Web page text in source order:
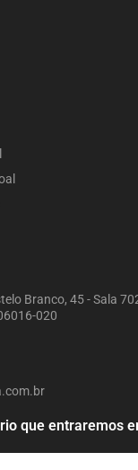
Branco, 45 - Sala
020
que entraremos